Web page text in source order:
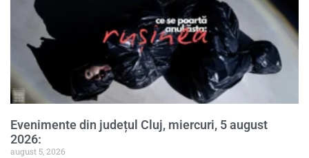
Evenimente din județul Cluj, miercuri, 5 august
2026:
august 5, 2026